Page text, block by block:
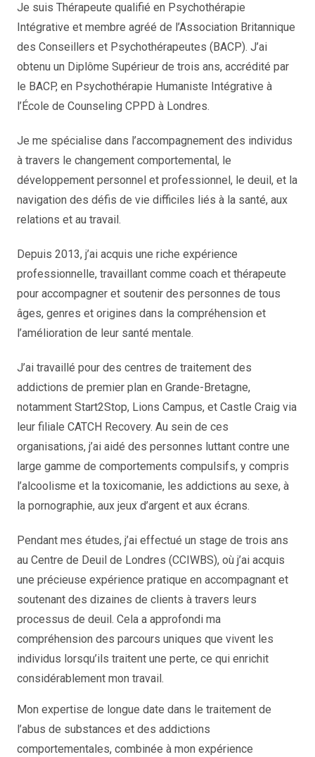
Je suis Thérapeute qualifié en Psychothérapie
Intégrative et membre agréé de l’Association Britannique
des Conseillers et Psychothérapeutes (BACP). J’ai
obtenu un Diplôme Supérieur de trois ans, accrédité par
le BACP, en Psychothérapie Humaniste Intégrative à
l’École de Counseling CPPD à Londres.
Je me spécialise dans l’accompagnement des individus
à travers le changement comportemental, le
développement personnel et professionnel, le deuil, et la
navigation des défis de vie difficiles liés à la santé, aux
relations et au travail.
Depuis 2013, j’ai acquis une riche expérience
professionnelle, travaillant comme coach et thérapeute
pour accompagner et soutenir des personnes de tous
âges, genres et origines dans la compréhension et
l’amélioration de leur santé mentale.
J’ai travaillé pour des centres de traitement des
addictions de premier plan en Grande-Bretagne,
notamment Start2Stop, Lions Campus, et Castle Craig via
leur filiale CATCH Recovery. Au sein de ces
organisations, j’ai aidé des personnes luttant contre une
large gamme de comportements compulsifs, y compris
l’alcoolisme et la toxicomanie, les addictions au sexe, à
la pornographie, aux jeux d’argent et aux écrans.
Pendant mes études, j’ai effectué un stage de trois ans
au Centre de Deuil de Londres (CCIWBS), où j’ai acquis
une précieuse expérience pratique en accompagnant et
soutenant des dizaines de clients à travers leurs
processus de deuil. Cela a approfondi ma
compréhension des parcours uniques que vivent les
individus lorsqu’ils traitent une perte, ce qui enrichit
considérablement mon travail.
Mon expertise de longue date dans le traitement de
l’abus de substances et des addictions
comportementales, combinée à mon expérience